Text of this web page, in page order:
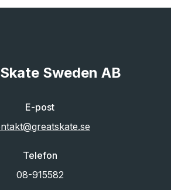
Sweden AB
E-post
Telefon
08-915582